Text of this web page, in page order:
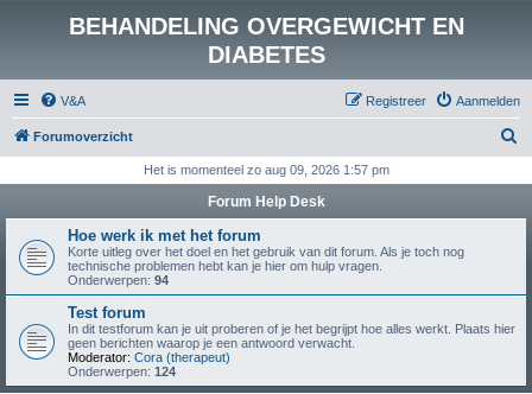
BEHANDELING OVERGEWICHT EN
DIABETES
V&A Aanmelden
Registreer
Forumoverzicht
k
Het is momenteel zo aug 09, 2026 1:57 pm
Forum Help Desk
Hoe werk ik met het forum
Korte uitleg over het doel en het gebruik van dit forum. Als je toch nog
technische problemen hebt kan je hier om hulp vragen.
Onderwerpen: 94
Test forum
In dit testforum kan je uit proberen of je het begrijpt hoe alles werkt. Plaats hier
geen berichten waarop je een antwoord verwacht.
Moderator: Cora (therapeut)
Onderwerpen: 124